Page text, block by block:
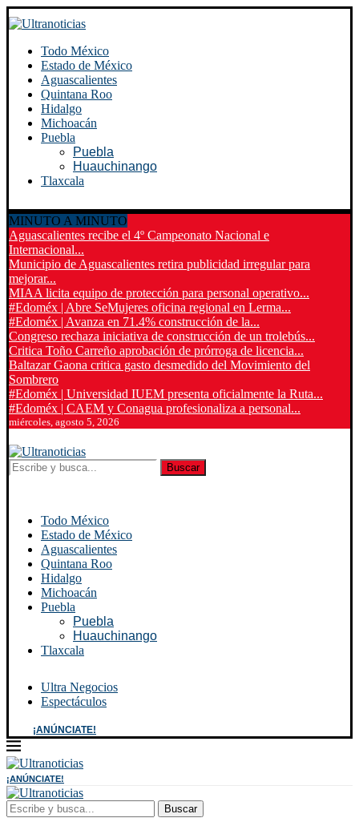
Todo México
Estado de México
Aguascalientes
Quintana Roo
Hidalgo
Michoacán
Puebla
Puebla
Huauchinango
Tlaxcala
MINUTO A MINUTO
Aguascalientes recibe el 4º Campeonato Nacional e
Internacional...
Municipio de Aguascalientes retira publicidad irregular para
mejorar...
MIAA licita equipo de protección para personal operativo...
#Edoméx | Abre SeMujeres oficina regional en Lerma...
#Edoméx | Avanza en 71.4% construcción de la...
Congreso rechaza iniciativa de construcción de un trolebús...
Critica Toño Carreño aprobación de prórroga de licencia...
Baltazar Gaona critica gasto desmedido del Movimiento del
Sombrero
#Edoméx | Universidad IUEM presenta oficialmente la Ruta...
#Edoméx | CAEM y Conagua profesionaliza a personal...
miércoles, agosto 5, 2026
Buscar
Todo México
Estado de México
Aguascalientes
Quintana Roo
Hidalgo
Michoacán
Puebla
Puebla
Huauchinango
Tlaxcala
Ultra Negocios
Espectáculos
¡ANÚNCIATE!
¡ANÚNCIATE!
Buscar